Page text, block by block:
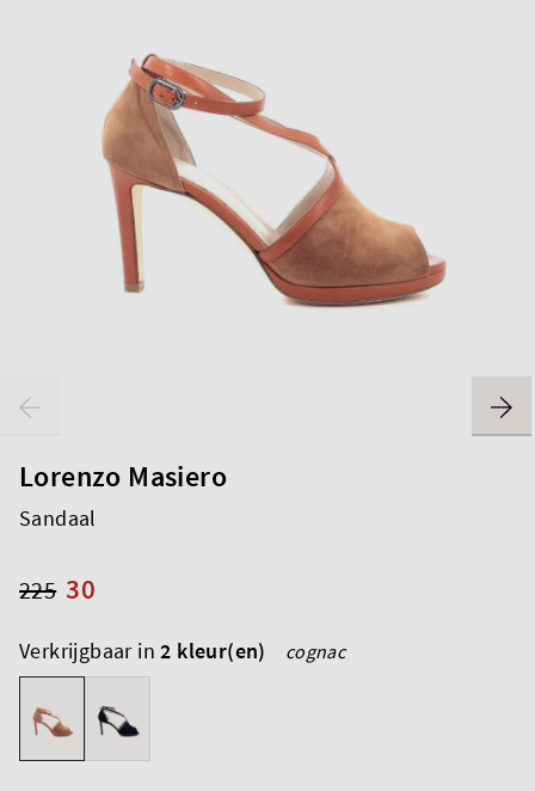
Lorenzo Masiero
Sandaal
30
225
Verkrijgbaar in2 kleur(en) cognac